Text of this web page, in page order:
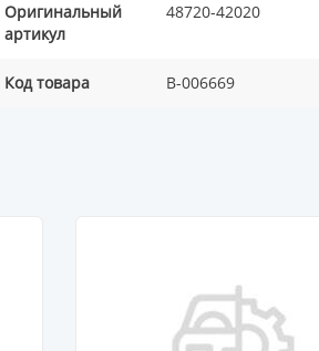
Оригинальный
артикул
48720-42020
Код товара B-006669